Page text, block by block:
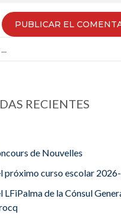
RECIENTES
de Nouvelles
próximo curso escolar
LFiPalma de la Cónsul